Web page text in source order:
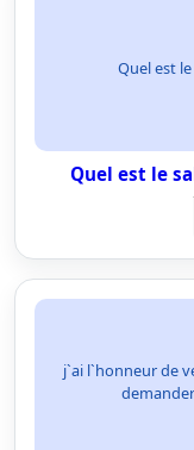
Quel est
Quel est le
j`ai l`honneur de